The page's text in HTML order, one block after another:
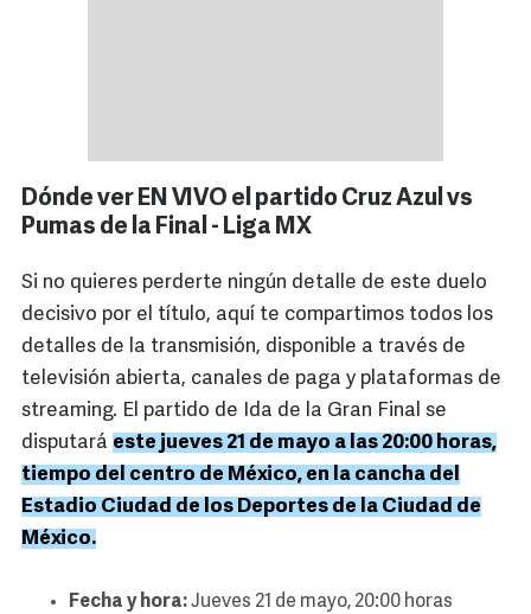
Dónde ver EN VIVO el partido Cruz Azul vs
Pumas de la Final - Liga MX
Si no quieres perderte ningún detalle de este duelo
decisivo por el título, aquí te compartimos todos los
detalles de la transmisión, disponible a través de
televisión abierta, canales de paga y plataformas de
streaming. El partido de Ida de la Gran Final se
disputará este jueves 21 de mayo a las 20:00 horas,
tiempo del centro de México, en la cancha del
Estadio Ciudad de los Deportes de la Ciudad de
México.
Fecha y hora:Jueves 21 de mayo, 20:00 horas